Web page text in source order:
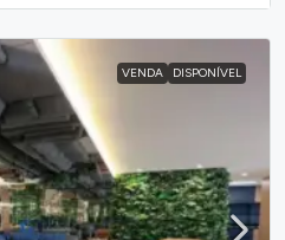
VENDA DISPONÍVEL